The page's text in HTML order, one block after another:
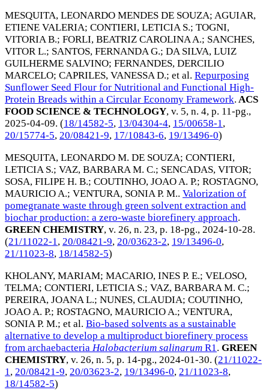
MESQUITA, LEONARDO MENDES DE SOUZA; AGUIAR,
ETIENE VALERIA; CONTIERI, LETICIA S.; TOGNI,
VITORIA B.; FORLI, BEATRIZ CAROLINA A.; SANCHES,
VITOR L.; SANTOS, FERNANDA G.; DA SILVA, LUIZ
GUILHERME SALVINO; FERNANDES, DERCILIO
MARCELO; CAPRILES, VANESSA D.; et al. Repurposing
Sunflower Seed Flour for Nutritional and Functional High-
Protein Breads within a Circular Economy Framework. ACS
FOOD SCIENCE & TECHNOLOGY, v. 5, n. 4, p. 11-pg.,
2025-04-09. (18/14582-5, 13/04304-4, 15/00658-1,
20/15774-5, 20/08421-9, 17/10843-6, 19/13496-0)
MESQUITA, LEONARDO M. DE SOUZA; CONTIERI,
LETICIA S.; VAZ, BARBARA M. C.; SENCADAS, VITOR;
SOSA, FILIPE H. B.; COUTINHO, JOAO A. P.; ROSTAGNO,
MAURICIO A.; VENTURA, SONIA P. M.. Valorization of
pomegranate waste through green solvent extraction and
biochar production: a zero-waste biorefinery approach.
GREEN CHEMISTRY, v. 26, n. 23, p. 18-pg., 2024-10-28.
(21/11022-1, 20/08421-9, 20/03623-2, 19/13496-0,
21/11023-8, 18/14582-5)
KHOLANY, MARIAM; MACARIO, INES P. E.; VELOSO,
TELMA; CONTIERI, LETICIA S.; VAZ, BARBARA M. C.;
PEREIRA, JOANA L.; NUNES, CLAUDIA; COUTINHO,
JOAO A. P.; ROSTAGNO, MAURICIO A.; VENTURA,
SONIA P. M.; et al. Bio-based solvents as a sustainable
alternative to develop a multiproduct biorefinery process
from archaebacteria Halobacterium salinarum R1. GREEN
CHEMISTRY, v. 26, n. 5, p. 14-pg., 2024-01-30. (21/11022-
1, 20/08421-9, 20/03623-2, 19/13496-0, 21/11023-8,
18/14582-5)